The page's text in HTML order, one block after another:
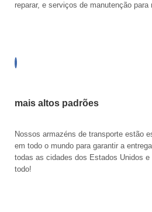
reparar, e serviços de manutenção
mais altos padrões
Nossos armazéns de transporte estão
em todo o mundo para garantir a
todas as cidades dos Estados Unidos
todo!